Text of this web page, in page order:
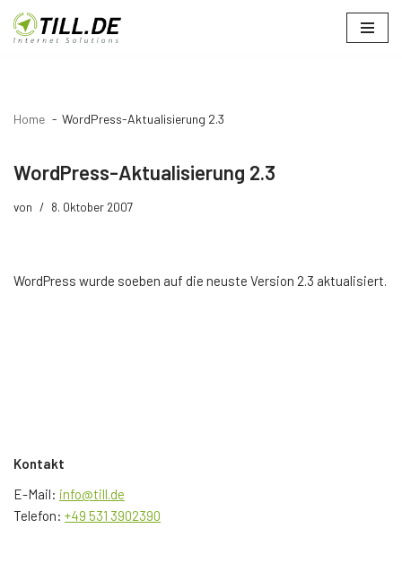
Zum
Home WordPress-Aktualisierung 2.3
WordPress-Aktualisierung 2.3
von 8. Oktober 2007
WordPress wurde soeben auf die neuste Version 2.3 aktualisiert.
Kontakt
E-Mail: info@till.de
Telefon: +49 531 3902390